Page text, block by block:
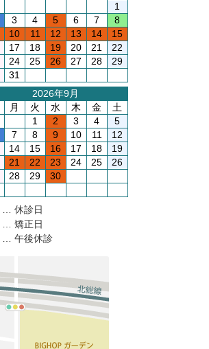
1
3 4 5 6 7
8
10 11 12 13 14
15
17 18 19 20 21
22
24 25 26 27 28
29
31
2026年9月
月 火 水 木 金
土
1
2 3 4
5
7 8 9 10 11
12
14 15 16 17 18
19
21 22 23 24 25
26
28 29 30
… 休診日
… 矯正日
… 午後休診